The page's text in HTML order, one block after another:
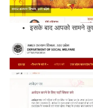
इसके बाद आपको सामने